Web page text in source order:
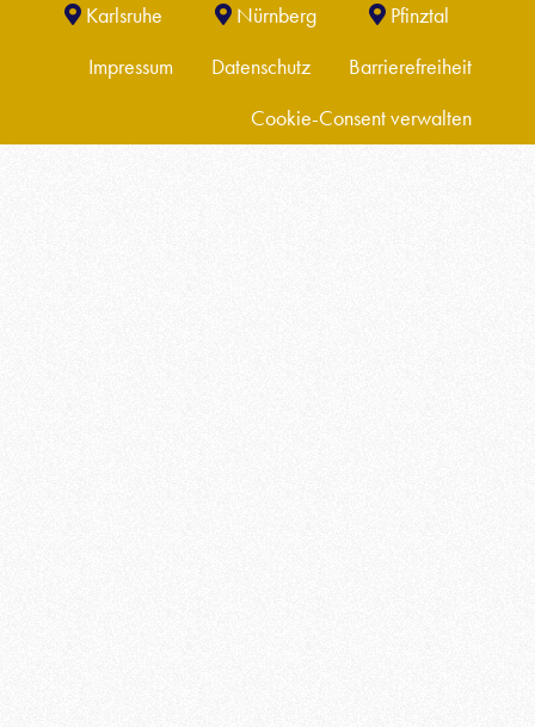
Karlsruhe Nürnberg Pfinztal
Impressum Datenschutz Barrierefreiheit
Cookie-Consent verwalten